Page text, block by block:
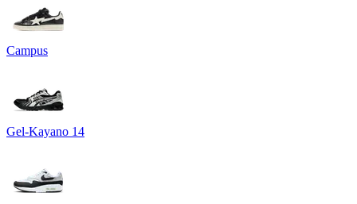
Campus
Gel-Kayano 14